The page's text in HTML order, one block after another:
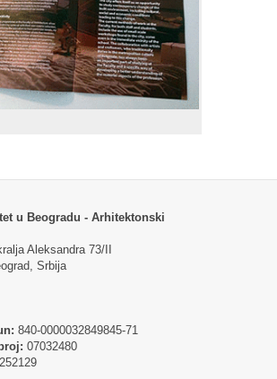
u Beogradu - Arhitektonski
Aleksandra 73/II
Srbija
840-0000032849845-71
07032480